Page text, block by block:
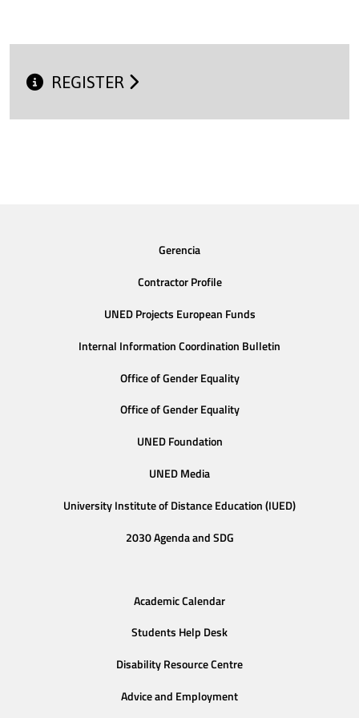
REGISTER
Gerencia
Contractor Profile
UNED Projects European Funds
Internal Information Coordination Bulletin
Office of Gender Equality
Office of Gender Equality
UNED Foundation
UNED Media
University Institute of Distance Education (IUED)
2030 Agenda and SDG
Academic Calendar
Students Help Desk
Disability Resource Centre
Advice and Employment